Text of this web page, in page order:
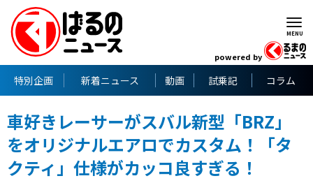
powered by
特別企画 新着ニュース 動画 試乗記 コラム
車好きレーサーがスバル新型「BRZ」
をオリジナルエアロでカスタム！「タ
クティ」仕様がカッコ良すぎる！